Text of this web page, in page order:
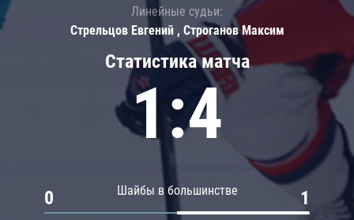
Статистика матча
1:4
Шайбы в большинстве
0 1
Линейные судьи:
Стрельцов Евгений , Строганов Максим